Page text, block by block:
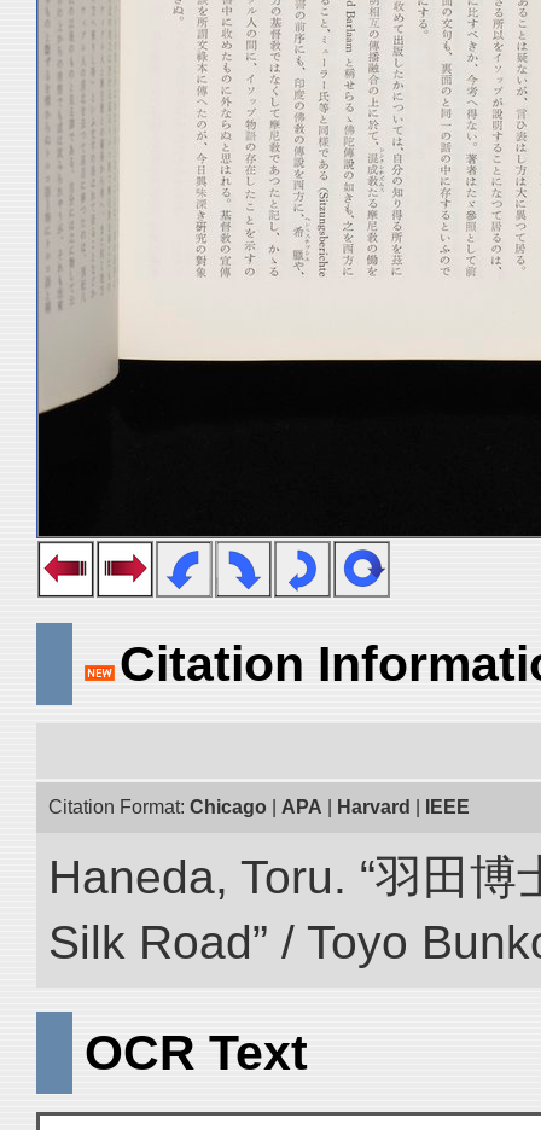
Citation
Citation Format: Chicago APA Harvard IEEE
Haneda, Toru. “羽田博
Silk Road” / Toyo
OCR Text